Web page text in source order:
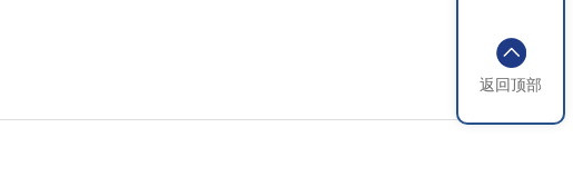
返回顶部